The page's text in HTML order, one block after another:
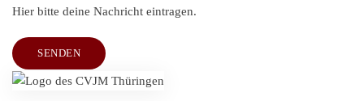
Hier bitte deine Nachricht eintragen.
SENDEN